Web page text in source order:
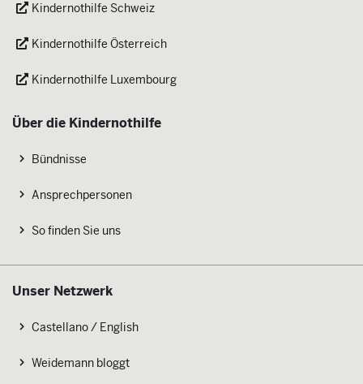
Kindernothilfe Schweiz
Kindernothilfe Österreich
Kindernothilfe Luxembourg
Über die Kindernothilfe
Bündnisse
Ansprechpersonen
So finden Sie uns
Unser Netzwerk
Castellano / English
Weidemann bloggt